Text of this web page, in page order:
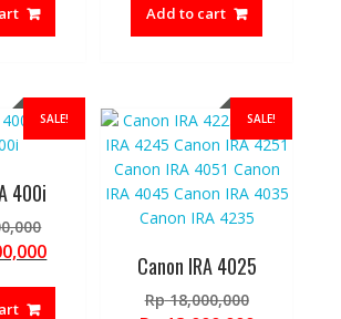
Add to cart
SALE!
400i
Original
price
Rp 12,000,000.
Current
SALE!
Canon IRA 4025
Rp18,000,000Original